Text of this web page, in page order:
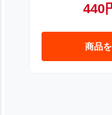
440
商品